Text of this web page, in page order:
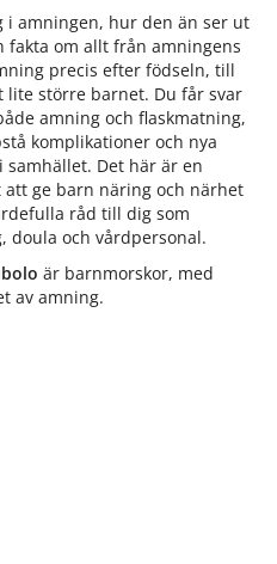
i amningen, hur den än ser ut
fakta om allt från amningens
precis efter födseln, till
lite större barnet. Du får svar
amning och flaskmatning,
komplikationer och nya
Det här är en
ge barn näring och närhet
råd till dig som
doula och vårdpersonal.
är barnmorskor, med
av amning.